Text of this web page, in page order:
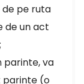
pe ruta
de un act
parinte, va
parinte (o